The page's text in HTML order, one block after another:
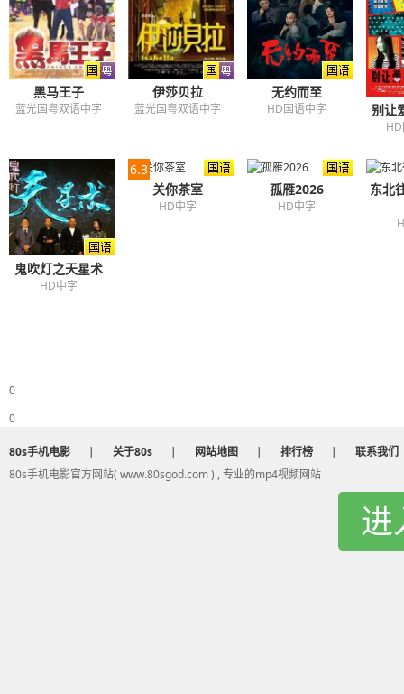
黑马王子
蓝光国粤双语中字
伊莎贝拉
蓝光国粤双语中字
无约而至
HD国语中字 别让
鬼吹灯之天星术
HD中字
6.3
关你茶室
HD中字
孤雁2026
HD中字
东北
0
0
80s手机电影 | 关于80s | 网站地图 | 排行榜 |
联系我们
80s手机电影官方网站( www.80sgod.com ) , 专业的mp4视频网站
进